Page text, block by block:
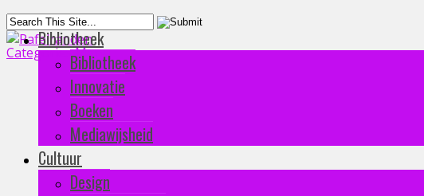
Categories Menu
Bibliotheek
Bibliotheek
Innovatie
Boeken
Mediawijsheid
Cultuur
Design